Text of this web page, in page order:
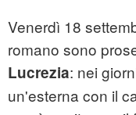
Venerdì 18
romano sono
Lucrezia: nei
un'esterna con il